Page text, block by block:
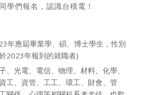
學們報名，認識台積電！
年應屆畢業學、碩、博士學生，性別
2023年報到的就職者)
、光電、電信、物理、材料、化學、
工、資管、工工、環工、財會、管